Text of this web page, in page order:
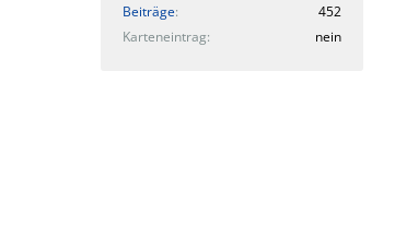
Beiträge
452
Karteneintrag
nein